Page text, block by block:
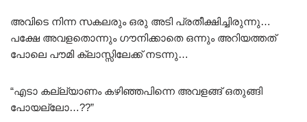
അവിടെ നിന്ന സകലരും ഒരു അടി പ്രതീക്ഷിച്ചിരുന്നു…
പക്ഷേ അവളതൊന്നും ഗൗനിക്കാതെ ഒന്നും അറിയത്തത്
പോലെ പൗമി ക്ലാസ്സിലേക്ക് നടന്നു…
“എടാ കല്ല്യാണം കഴിഞ്ഞപിന്നെ അവളങ്ങ് ഒതുങ്ങി
പോയല്ലോ…??”